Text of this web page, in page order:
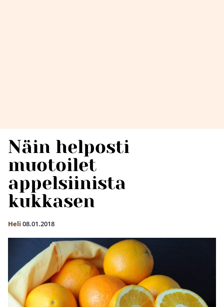
Näin helposti
muotoilet
appelsiinista
kukkasen
Heli 08.01.2018